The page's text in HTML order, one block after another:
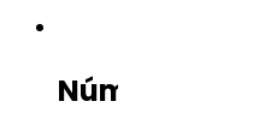
Número CAS